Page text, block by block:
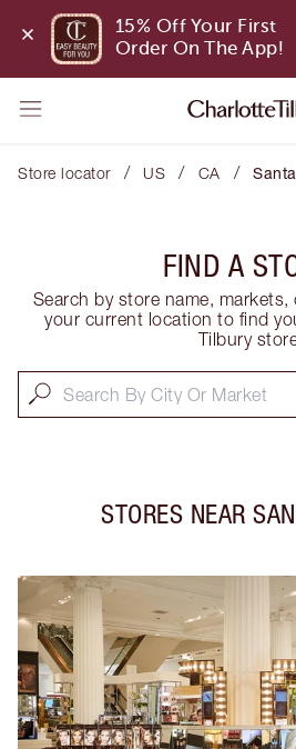
15% Off Your First
Order On The App!
Store locator / US / CA /
FIND A
Search by store name,
your current location to find
Tilbury
STORES NEAR